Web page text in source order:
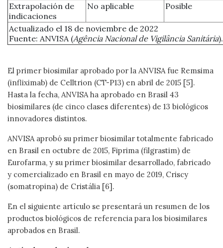
Extrapolación de
indicaciones
No aplicable Posible
Actualizado el 18 de noviembre de 2022
Fuente: ANVISA (Agência Nacional de Vigilância Sanitária).
El primer biosimilar aprobado por la ANVISA fue Remsima
(infliximab) de Celltrion (CT-P13) en abril de 2015 [5].
Hasta la fecha, ANVISA ha aprobado en Brasil 43
biosimilares (de cinco clases diferentes) de 13 biológicos
innovadores distintos.
ANVISA aprobó su primer biosimilar totalmente fabricado
en Brasil en octubre de 2015, Fiprima (filgrastim) de
Eurofarma, y su primer biosimilar desarrollado, fabricado
y comercializado en Brasil en mayo de 2019, Criscy
(somatropina) de Cristália [6].
En el siguiente artículo se presentará un resumen de los
productos biológicos de referencia para los biosimilares
aprobados en Brasil.